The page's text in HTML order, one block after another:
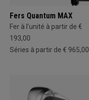
Fers Quantum MAX
Fer à l'unité à partir de €
193,00
Séries à partir de € 965,00